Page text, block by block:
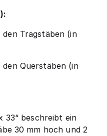
Tragstäben (in
Querstäben (in
33“ beschreibt ein
30 mm hoch und 2